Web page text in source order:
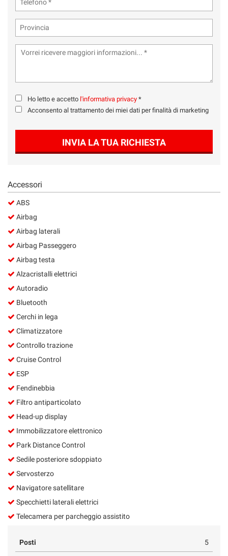
Ho letto e accetto l'informativa privacy *
Acconsento al trattamento dei miei dati per finalità di marketing
INVIA LA TUA RICHIESTA
Accessori
ABS
Airbag
Airbag laterali
Airbag Passeggero
Airbag testa
Alzacristalli elettrici
Autoradio
Bluetooth
Cerchi in lega
Climatizzatore
Controllo trazione
Cruise Control
ESP
Fendinebbia
Filtro antiparticolato
Head-up display
Immobilizzatore elettronico
Park Distance Control
Sedile posteriore sdoppiato
Servosterzo
Navigatore satellitare
Specchietti laterali elettrici
Telecamera per parcheggio assistito
Posti 5